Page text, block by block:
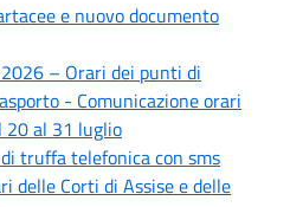
e nuovo documento
– Orari dei punti di
- Comunicazione orari
20 al 31 luglio
truffa telefonica con sms
delle Corti di Assise e delle